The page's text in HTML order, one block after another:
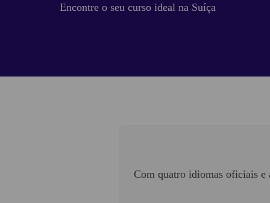
Encontre o seu curso ideal na Suíça
Com quatro idiomas oficiais e